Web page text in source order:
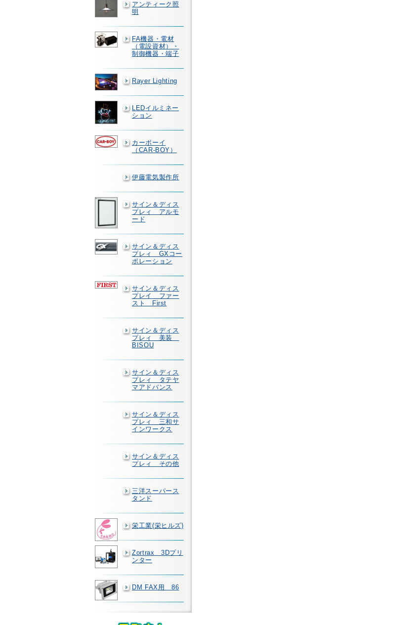
アンティーク照
明
FA機器・電材
（電設資材）・
制御機器・端子
Rayer Lighting
LEDイルミネー
ション
カーボーイ
（CAR-BOY）
伊藤電気製作所
サイン＆ディス
プレィ アルモ
ード
サイン＆ディス
プレィ GXコー
ポレーション
サイン＆ディス
プレイ ファー
スト First
サイン＆ディス
プレィ 美装
BISOU
サイン＆ディス
プレィ タテヤ
マアドバンス
サイン＆ディス
プレィ 三和サ
インワークス
サイン＆ディス
プレィ その他
三洋スーパース
タンド
栄工業(栄ヒルズ)
Zortrax 3Dプリ
ンター
DM FAX用 86